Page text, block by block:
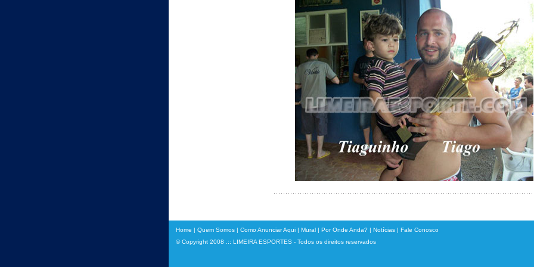
Home | Quem Somos | Como Anunciar Aqui | Mural | Por Onde Anda? | Notícias | Fale Conosco
© Copyright 2008 .:: LIMEIRA ESPORTES - Todos os direitos reservados